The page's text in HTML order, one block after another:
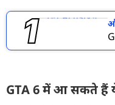
ऐप्स
डील्स
GTA 6 में आ सकते हैं